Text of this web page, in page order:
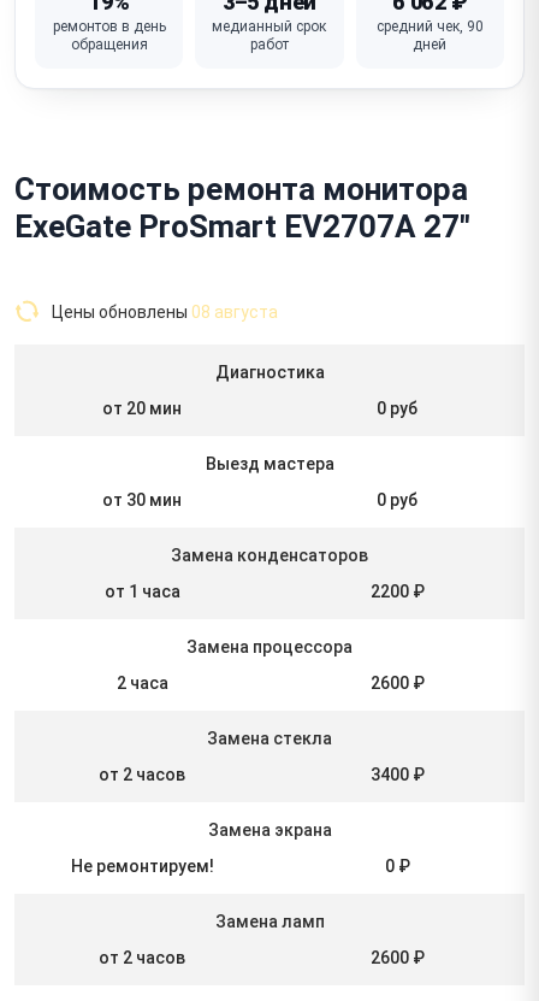
ремонтов в день
обращения
медианный срок
работ
средний чек, 90
дней
Стоимость ремонта монитора
ExeGate ProSmart EV2707A 27"
Цены обновлены 08 августа
Диагностика
от 20 мин
0 руб
Выезд мастера
от 30 мин
0 руб
Замена конденсаторов
от 1 часа
2200 ₽
Замена процессора
2 часа
2600 ₽
Замена стекла
от 2 часов
3400 ₽
Замена экрана
Не ремонтируем!
0 ₽
Замена ламп
от 2 часов
2600 ₽